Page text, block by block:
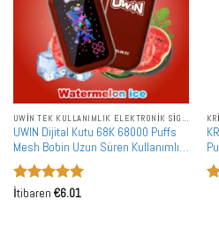
UWIN TEK KULLANIMLIK ELEKTRONIK SIGARALAR
UWIN Dijital Kutu 68K 68000 Puffs
Mesh Bobin Uzun Süren Kullanımlı
Tek Kullanımlık Vape Toptan Satın Al
5 üzerinden
İtibaren €6.01